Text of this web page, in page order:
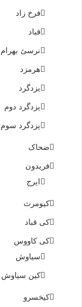
فرخ زاد
قباد
نرسئ بهرام‏
هرمزد
یزدگرد
یزدگرد دوم
یزدگرد سوم
ضحاک
فریدون
ایرج
کیومرث
کی قباد
کی کاووس
سیاوش
کین سیاوش
کیخسرو